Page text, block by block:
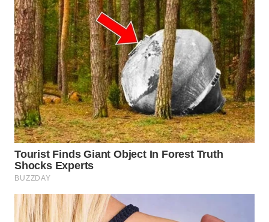
TAPANULI
TENGAH
WN DELI
SERDANG
WN
TEBING
TINGGI
WN
PAKPAK
WN
KARAWANG